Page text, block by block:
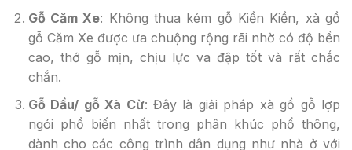
Gỗ Căm Xe: Không thua kém gỗ Kiền Kiền, xà gồ
gỗ Căm Xe được ưa chuộng rộng rãi nhờ có độ bền
cao, thớ gỗ mịn, chịu lực va đập tốt và rất chắc
chắn.
Gỗ Dầu/ gỗ Xà Cừ: Đây là giải pháp xà gồ gỗ lợp
ngói phổ biến nhất trong phân khúc phổ thông,
dành cho các công trình dân dụng như nhà ở với